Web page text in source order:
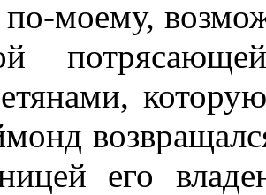
по-моему,
его